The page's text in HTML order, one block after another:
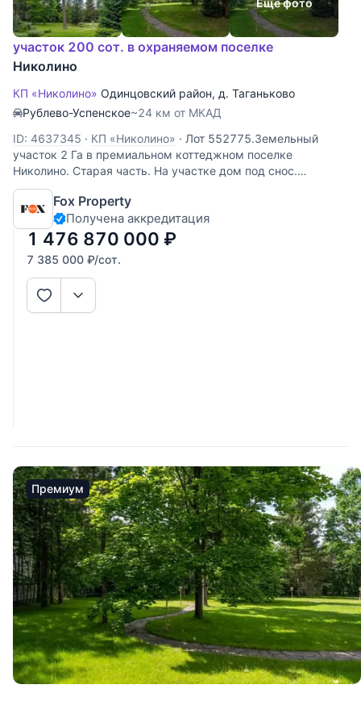
участок 200 сот. в охраняемом поселке
Николино
КП «Николино» Одинцовский район, д. Таганьково
Рублево-Успенское~24 км от МКАД
ID: 4637345 · КП «Николино» · Лот 552775.Земельный
участок 2 Га в премиальном коттеджном поселке
Николино. Старая часть. На участке дом под снос.
Центральные коммуникации.
Fox Property
Получена аккредитация
1 476 870 000 ₽
7 385 000 ₽/сот.
Премиум